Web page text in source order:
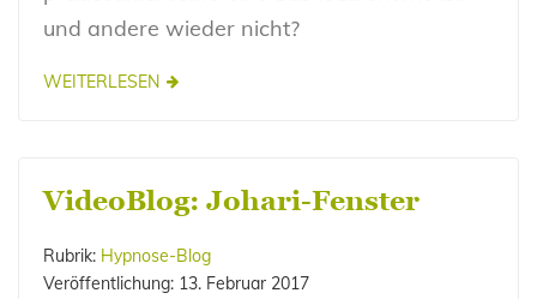
und andere wieder nicht?
WEITERLESEN
VideoBlog: Johari-Fenster
Rubrik: Hypnose-Blog
Veröffentlichung: 13. Februar 2017